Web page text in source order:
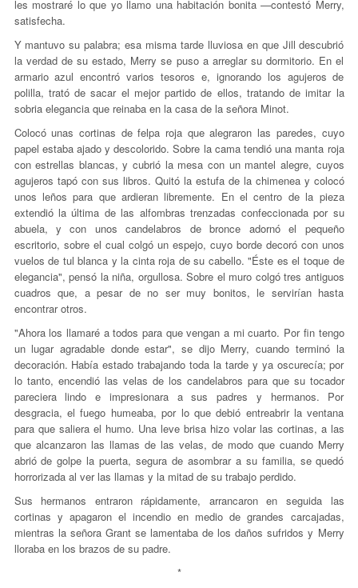
les mostraré lo que yo llamo una habitación bonita —contestó Merry,
satisfecha.
Y mantuvo su palabra; esa misma tarde lluviosa en que Jill descubrió
la verdad de su estado, Merry se puso a arreglar su dormitorio. En el
armario azul encontró varios tesoros e, ignorando los agujeros de
polilla, trató de sacar el mejor partido de ellos, tratando de imitar la
sobria elegancia que reinaba en la casa de la señora Minot.
Colocó unas cortinas de felpa roja que alegraron las paredes, cuyo
papel estaba ajado y descolorido. Sobre la cama tendió una manta roja
con estrellas blancas, y cubrió la mesa con un mantel alegre, cuyos
agujeros tapó con sus libros. Quitó la estufa de la chimenea y colocó
unos leños para que ardieran libremente. En el centro de la pieza
extendió la última de las alfombras trenzadas confeccionada por su
abuela, y con unos candelabros de bronce adornó el pequeño
escritorio, sobre el cual colgó un espejo, cuyo borde decoró con unos
vuelos de tul blanca y la cinta roja de su cabello. "Éste es el toque de
elegancia", pensó la niña, orgullosa. Sobre el muro colgó tres antiguos
cuadros que, a pesar de no ser muy bonitos, le servirían hasta
encontrar otros.
"Ahora los llamaré a todos para que vengan a mi cuarto. Por fin tengo
un lugar agradable donde estar", se dijo Merry, cuando terminó la
decoración. Había estado trabajando toda la tarde y ya oscurecía; por
lo tanto, encendió las velas de los candelabros para que su tocador
pareciera lindo e impresionara a sus padres y hermanos. Por
desgracia, el fuego humeaba, por lo que debió entreabrir la ventana
para que saliera el humo. Una leve brisa hizo volar las cortinas, a las
que alcanzaron las llamas de las velas, de modo que cuando Merry
abrió de golpe la puerta, segura de asombrar a su familia, se quedó
horrorizada al ver las llamas y la mitad de su trabajo perdido.
Sus hermanos entraron rápidamente, arrancaron en seguida las
cortinas y apagaron el incendio en medio de grandes carcajadas,
mientras la señora Grant se lamentaba de los daños sufridos y Merry
lloraba en los brazos de su padre.
*